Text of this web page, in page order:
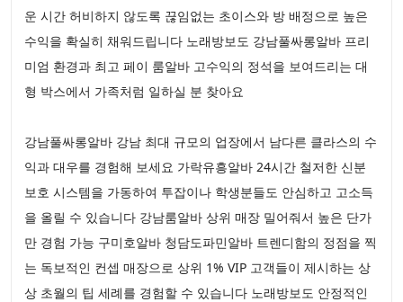
운 시간 허비하지 않도록 끊임없는 초이스와 방 배정으로 높은
수익을 확실히 채워드립니다 노래방보도 강남풀싸롱알바 프리
미엄 환경과 최고 페이 룸알바 고수익의 정석을 보여드리는 대
형 박스에서 가족처럼 일하실 분 찾아요
강남풀싸롱알바 강남 최대 규모의 업장에서 남다른 클라스의 수
익과 대우를 경험해 보세요 가락유흥알바 24시간 철저한 신분
보호 시스템을 가동하여 투잡이나 학생분들도 안심하고 고소득
을 올릴 수 있습니다 강남룸알바 상위 매장 밀어줘서 높은 단가
만 경험 가능 구미호알바 청담도파민알바 트렌디함의 정점을 찍
는 독보적인 컨셉 매장으로 상위 1% VIP 고객들이 제시하는 상
상 초월의 팁 세례를 경험할 수 있습니다 노래방보도 안정적인